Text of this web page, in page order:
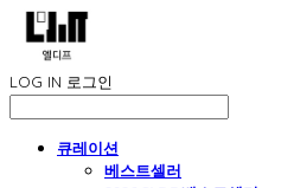
LOG IN 로그인
큐레이션
베스트셀러